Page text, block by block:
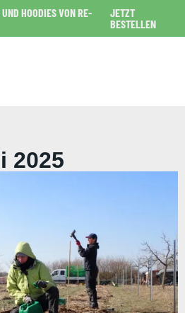
HOODIES VON RE-
JETZT
BESTELLEN
2025